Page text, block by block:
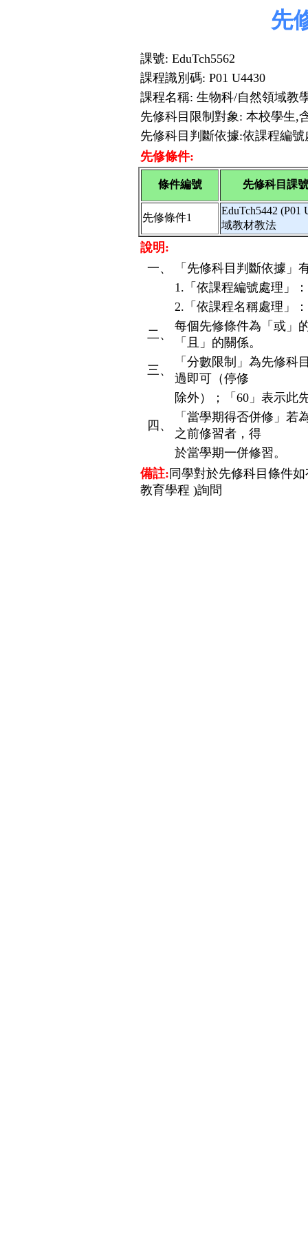
先
課號: EduTch5562
課程識別碼: P01 U4430
課程名稱: 生物科/自然領域教
先修科目限制對象: 本校學生,
先修科目判斷依據:依課程編號
先修條件:
條件編號 先修科目課
先修條件1
EduTch5442
域教材教法
說明:
一、
「先修科目判斷依據」
1.「依課程編號處理」
2.「依課程名稱處理」
二、
每個先修條件為「或」
「且」的關係。
三、
「分數限制」為先修科
過即可（停修
除外）；「60」表示此
四、
「當學期得否併修」若
之前修習者，得
於當學期一併修習。
備註: 同學對於先修科目條件
教育學程 )詢問